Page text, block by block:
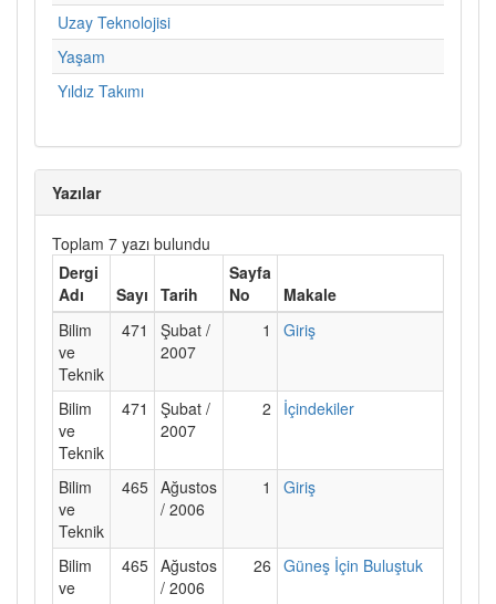
Uzay Teknolojisi
Yaşam
Yıldız Takımı
Yazılar
Toplam 7 yazı bulundu
Dergi
Adı
Sayı Tarih
Sayfa
No
Makale
Bilim
ve
Teknik
471
Şubat /
2007
1 Giriş
Bilim
ve
Teknik
471
Şubat /
2007
2 İçindekiler
Bilim
ve
Teknik
465 Ağustos
/ 2006
1 Giriş
Bilim
ve
465 Ağustos
/ 2006
26 Güneş İçin Buluştuk